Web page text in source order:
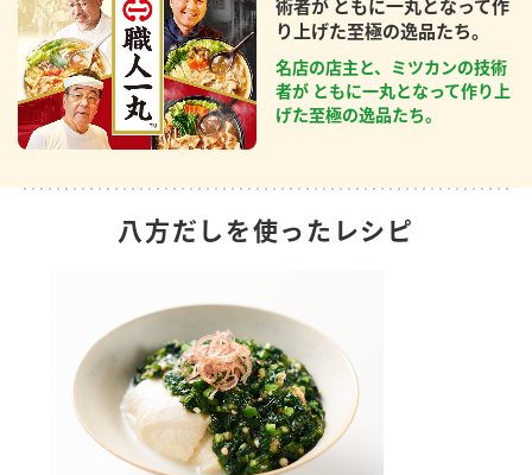
術者が ともに一丸となって作
り上げた至極の逸品たち。
名店の店主と、ミツカンの技術
者が ともに一丸となって作り上
げた至極の逸品たち。
八方だしを使ったレシピ